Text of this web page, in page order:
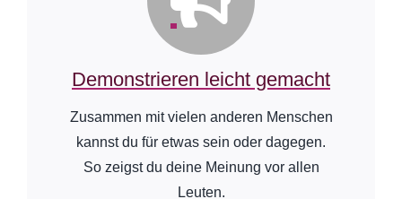
Demonstrieren leicht gemacht
Zusammen mit vielen anderen Menschen
kannst du für etwas sein oder dagegen.
So zeigst du deine Meinung vor allen
Leuten.